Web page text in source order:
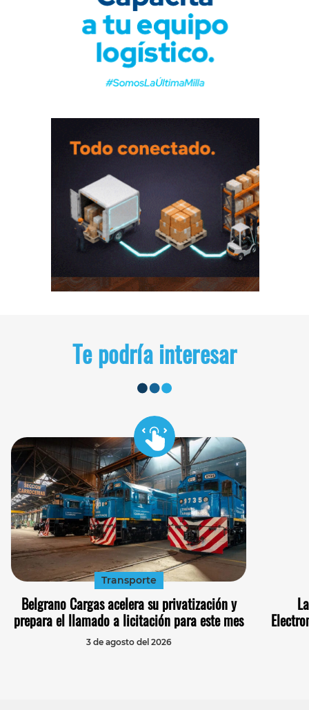
Te podría interesar
Transporte
Belgrano Cargas acelera su privatización y
prepara el llamado a licitación para este mes
3 de agosto del 2026